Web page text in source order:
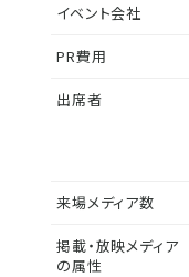
イベント会社
PR費用
出席者
来場メディア数
掲載・放映メディア
の属性